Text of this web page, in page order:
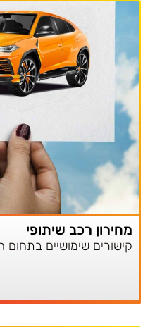
מחירון רכב שיתופי
קישורים שימושיים בתחום